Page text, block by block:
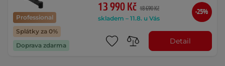
Professional
Splátky za 0%
Doprava zdarma
13 990 Kč 18 690 Kč
skladem – 11.8. u Vás
-25%
Detail